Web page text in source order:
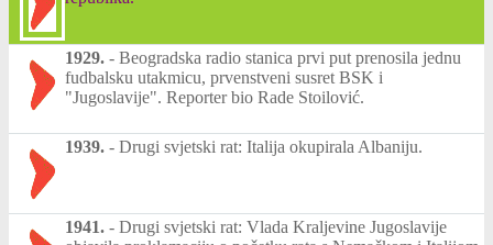
1929. - Beogradska radio stanica prvi put prenosila jednu
fudbalsku utakmicu, prvenstveni susret BSK i
"Jugoslavije". Reporter bio Rade Stoilović.
1939. - Drugi svjetski rat: Italija okupirala Albaniju.
1941. - Drugi svjetski rat: Vlada Kraljevine Jugoslavije